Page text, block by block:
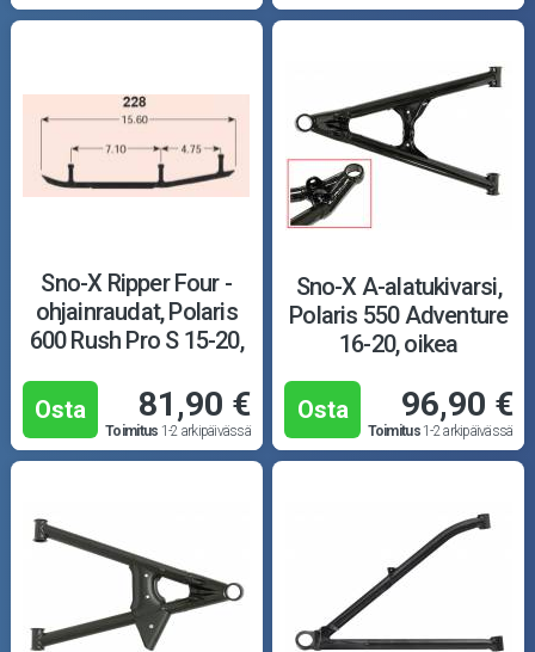
Sno-X Ripper Four -
ohjainraudat, Polaris
600 Rush Pro S 15-20,
Osta
81,90 €
Toimitus 1-2 arkipäivässä
Sno-X A-alatukivarsi,
Polaris 550 Adventure
16-20, oikea
Osta 96,90 €
Toimitus1-2 arkipäivässä